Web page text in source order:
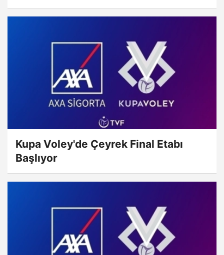
Kupa Voley'de Çeyrek Final Etabı
Başlıyor